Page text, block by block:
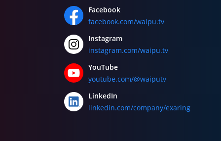
Facebook
facebook.com/waipu.tv
Instagram
instagram.com/waipu.tv
YouTube
youtube.com/@waiputv
LinkedIn
linkedin.com/company/exaring